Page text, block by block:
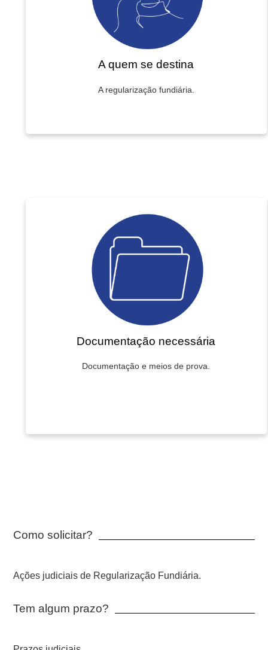
A quem se destina
A regularização fundiária.
Documentação necessária
Documentação e meios de prova.
Como solicitar?
Ações judiciais de Regularização Fundiária.
Tem algum prazo?